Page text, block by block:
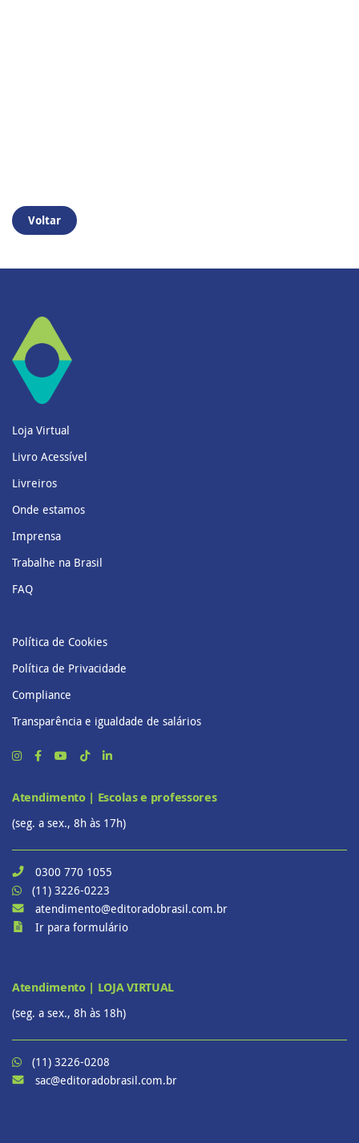
Voltar
Loja Virtual
Livro Acessível
Livreiros
Onde estamos
Imprensa
Trabalhe na Brasil
FAQ
Política de Cookies
Política de Privacidade
Compliance
Transparência e igualdade de salários
Atendimento | Escolas e professores
(seg. a sex., 8h às 17h)
0300 770 1055
(11) 3226-0223
atendimento@editoradobrasil.com.br
Ir para formulário
Atendimento | LOJA VIRTUAL
(seg. a sex., 8h às 18h)
(11) 3226-0208
sac@editoradobrasil.com.br